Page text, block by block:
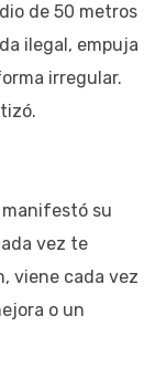
de 50 metros
ilegal, empuja
irregular.
manifestó su
vez te
viene cada vez
o un